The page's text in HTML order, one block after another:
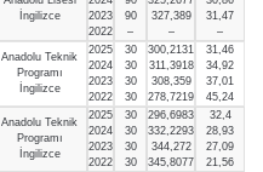
İngilizce
2023
2022
90
–
327,389
–
31,47
–
Anadolu Teknik
Programı
İngilizce
2025
2024
2023
2022
30
30
30
30
300,2131
311,3918
308,359
278,7219
31,46
34,92
37,01
45,24
Anadolu Teknik
Programı
İngilizce
2025
2024
2023
2022
30
30
30
30
296,6983
332,2293
344,272
345,8077
32,4
28,93
27,09
21,56